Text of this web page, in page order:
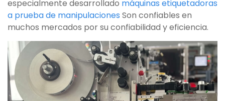
especialmente desarrollado máquinas etiquetadoras
a prueba de manipulaciones Son confiables en
muchos mercados por su confiabilidad y eficiencia.